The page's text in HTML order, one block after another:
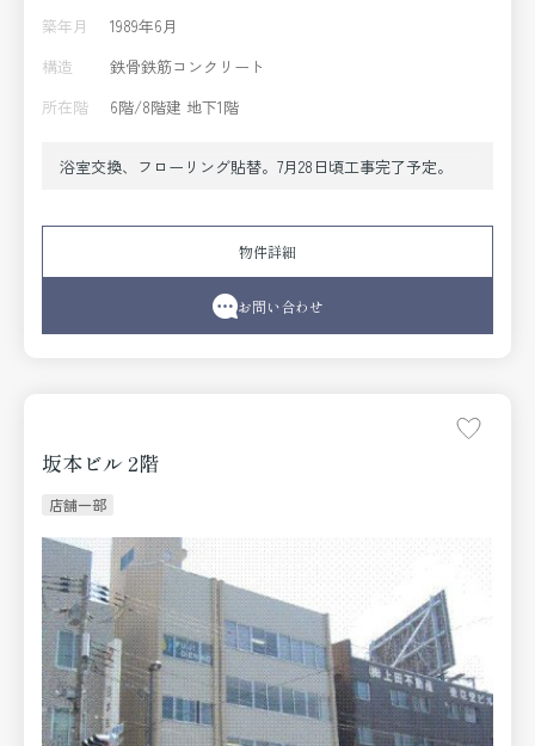
築年月
1989年6月
構造
鉄骨鉄筋コンクリート
所在階
6階/8階建 地下1階
浴室交換、フローリング貼替。7月28日頃工事完了予定。
物件詳細
お問い合わせ
坂本ビル 2階
店舗一部